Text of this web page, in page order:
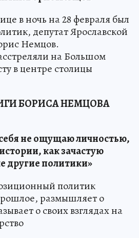
в ночь на 28 февраля был
депутат Ярославской
Немцов.
на Большом
в центре столицы
БОРИСА НЕМЦОВА
не ощущаю личностью,
как зачастую
другие политики»
политик
размышляет о
о своих взглядах на